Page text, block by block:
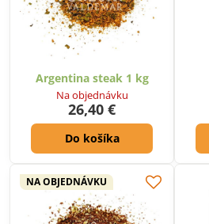
Argentina steak 1 kg
Na objednávku
26,40 €
Do košíka
NA OBJEDNÁVKU